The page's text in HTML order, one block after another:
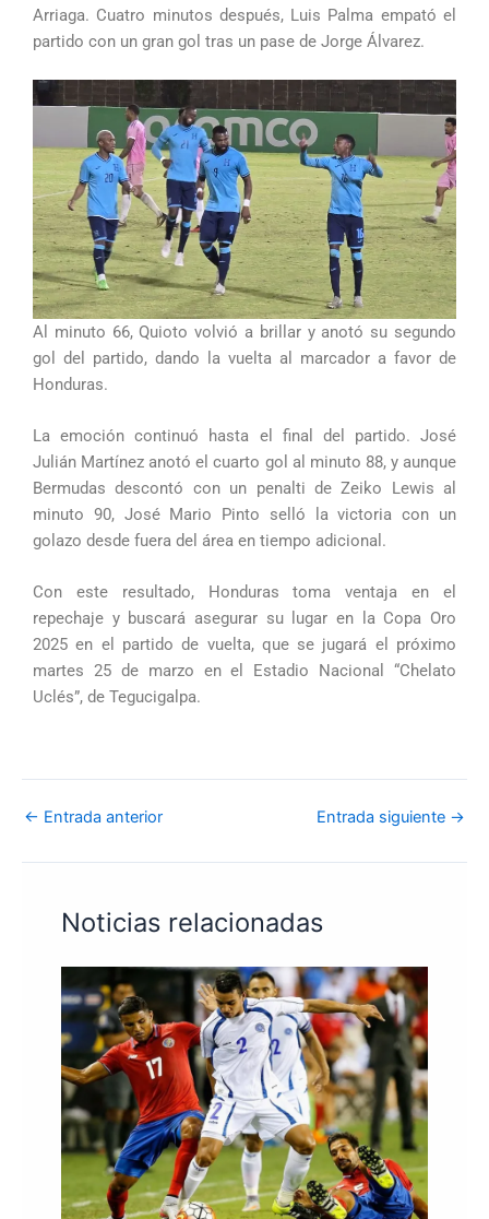
Arriaga. Cuatro minutos después, Luis Palma empató el
partido con un gran gol tras un pase de Jorge Álvarez.
Al minuto 66, Quioto volvió a brillar y anotó su segundo
gol del partido, dando la vuelta al marcador a favor de
Honduras.
La emoción continuó hasta el final del partido. José
Julián Martínez anotó el cuarto gol al minuto 88, y aunque
Bermudas descontó con un penalti de Zeiko Lewis al
minuto 90, José Mario Pinto selló la victoria con un
golazo desde fuera del área en tiempo adicional.
Con este resultado, Honduras toma ventaja en el
repechaje y buscará asegurar su lugar en la Copa Oro
2025 en el partido de vuelta, que se jugará el próximo
martes 25 de marzo en el Estadio Nacional “Chelato
Uclés”, de Tegucigalpa.
← Entrada anterior Entrada siguiente →
Noticias relacionadas